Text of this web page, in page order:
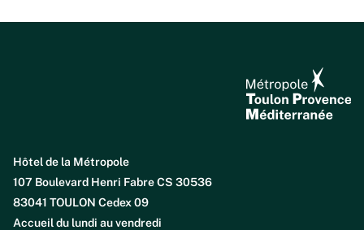
Hôtel de la Métropole
107 Boulevard Henri Fabre CS 30536
83041 TOULON Cedex 09
Accueil du lundi au vendredi